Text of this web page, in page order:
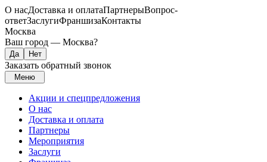
О насДоставка и оплатаПартнерыВопрос-
ответЗаслугиФраншизаКонтакты
Москва
Ваш город — Москва?
Заказать обратный звонок
Меню
Акции и спецпредложения
О нас
Доставка и оплата
Партнеры
Мероприятия
Заслуги